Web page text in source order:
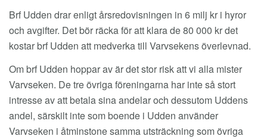
Brf Udden drar enligt årsredovisningen in 6 milj kr i hyror
och avgifter. Det bör räcka för att klara de 80 000 kr det
kostar brf Udden att medverka till Varvsekens överlevnad.
Om brf Udden hoppar av är det stor risk att vi alla mister
Varvseken. De tre övriga föreningarna har inte så stort
intresse av att betala sina andelar och dessutom Uddens
andel, särskilt inte som boende i Udden använder
Varvseken i åtminstone samma utsträckning som övriga